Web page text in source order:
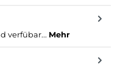
verfübar... Mehr